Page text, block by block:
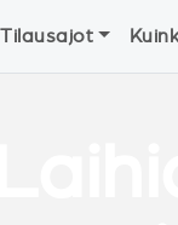
Tilausajot